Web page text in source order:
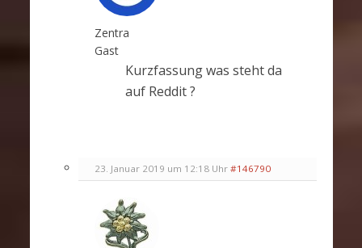
Zentra
Gast
Kurzfassung was steht da
auf Reddit ?
23. Januar 2019 um 12:18 Uhr #146790